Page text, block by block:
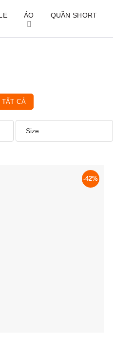
ÁO QUẦN SHORT
TẤT CẢ
Size
-42%